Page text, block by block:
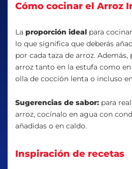
Cómo cocinar el Arroz
La proporción ideal para
lo que significa que deberás
por cada taza de arroz. Además,
arroz tanto en la estufa como
olla de cocción lenta o incluso
Sugerencias de sabor: para
arroz, cocínalo en agua con
añadidas o en caldo.
Inspiración de recetas